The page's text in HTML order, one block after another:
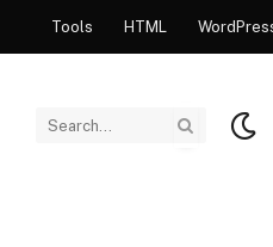
Tools HTML